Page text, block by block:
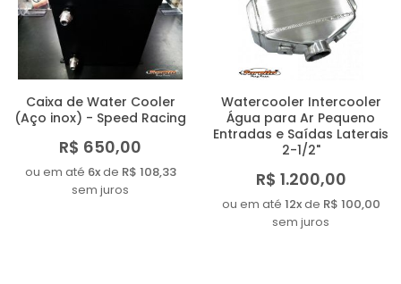
Caixa de Water Cooler
(Aço inox) - Speed Racing
R$ 650,00
ou em até 6xde R$ 108,33
sem juros
Watercooler Intercooler
Água para Ar Pequeno
Entradas e Saídas Laterais
2-1/2"
R$ 1.200,00
ou em até 12xde R$ 100,00
sem juros